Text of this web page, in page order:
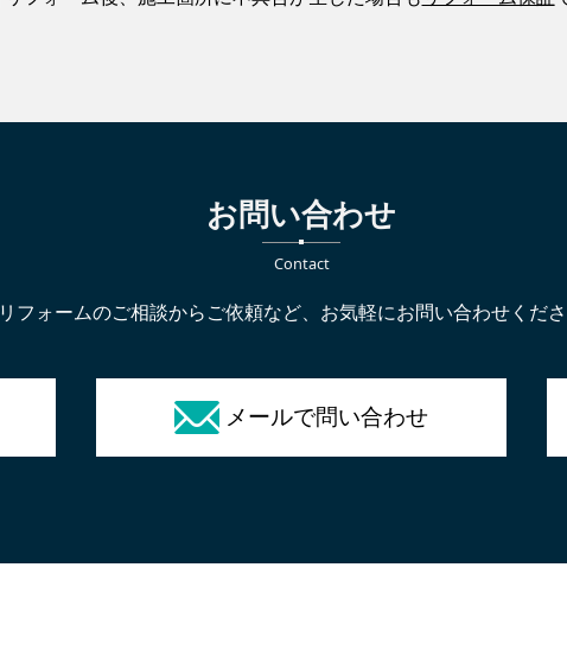
お問い合わせ
Contact
リフォームのご相談からご依頼など、お気軽にお問い合わせくださ
メールで問い合わせ